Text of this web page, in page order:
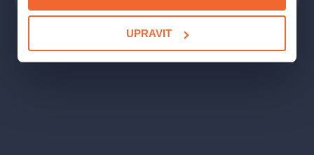
UPRAVIT
KTOROM SOM UŽ PRACOVAL. A MÁ SA TAK UDIAŤ
PROFILOVÉ INSCENÁCIE PATRILI PRÁVE HRÁČI
(PRED 42 ROKMI). AK BY TENTO VYZÝVAVÝ